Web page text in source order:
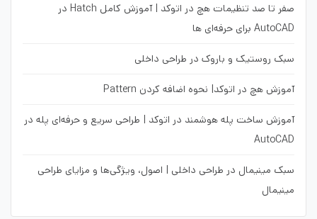
صفر تا صد تنظیمات هچ در اتوکد | آموزش کامل Hatch در
AutoCAD برای حرفه‌ای ها
سبک روستیک و باروک در طراحی داخلی
آموزش هچ در اتوکد| نحوه اضافه کردن Pattern
آموزش ساخت پله هوشمند در اتوکد | طراحی سریع و حرفه‌ای پله در
AutoCAD
سبک مینیمال در طراحی داخلی | اصول، ویژگی‌ها و مزایای طراحی
مینیمال